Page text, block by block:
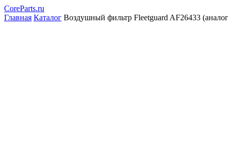
CoreParts.ru
Главная Каталог Воздушный фильтр Fleetguard AF26433